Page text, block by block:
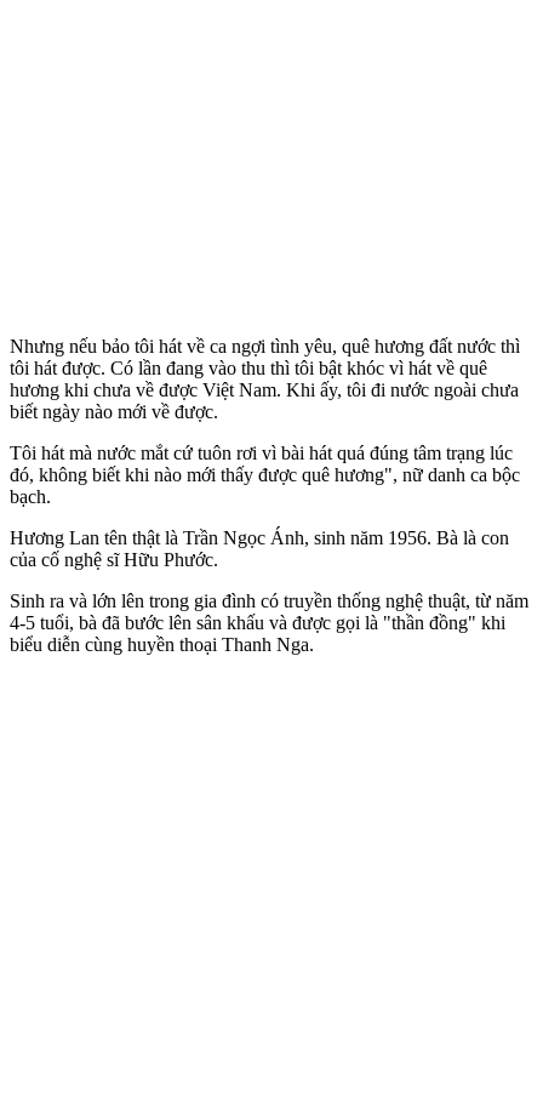
Nhưng nếu bảo tôi hát về ca ngợi tình yêu, quê hương đất nước thì
tôi hát được. Có lần đang vào thu thì tôi bật khóc vì hát về quê
hương khi chưa về được Việt Nam. Khi ấy, tôi đi nước ngoài chưa
biết ngày nào mới về được.
Tôi hát mà nước mắt cứ tuôn rơi vì bài hát quá đúng tâm trạng lúc
đó, không biết khi nào mới thấy được quê hương", nữ danh ca bộc
bạch.
Hương Lan tên thật là Trần Ngọc Ánh, sinh năm 1956. Bà là con
của cố nghệ sĩ Hữu Phước.
Sinh ra và lớn lên trong gia đình có truyền thống nghệ thuật, từ năm
4-5 tuổi, bà đã bước lên sân khấu và được gọi là "thần đồng" khi
biểu diễn cùng huyền thoại Thanh Nga.